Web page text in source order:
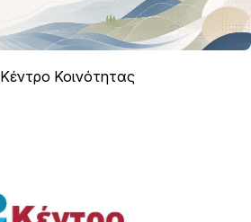
Κέντρο Κοινότητας